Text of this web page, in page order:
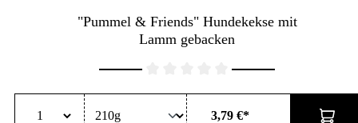
"Pummel & Friends" Hundekekse mit
Lamm gebacken
3,79 €*
Durchschnittliche Bewertung von 0 von 5 Sternen